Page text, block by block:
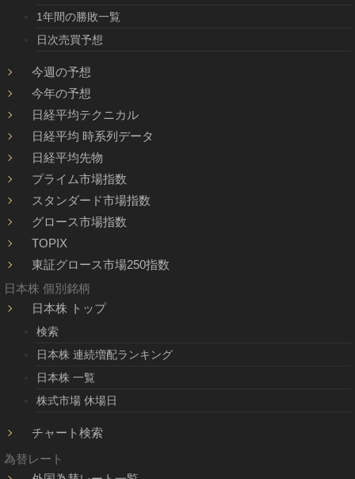
1年間の勝敗一覧
日次売買予想
今週の予想
今年の予想
日経平均テクニカル
日経平均 時系列データ
日経平均先物
プライム市場指数
スタンダード市場指数
グロース市場指数
TOPIX
東証グロース市場250指数
日本株 個別銘柄
日本株 トップ
検索
日本株 連続増配ランキング
日本株 一覧
株式市場 休場日
チャート検索
為替レート